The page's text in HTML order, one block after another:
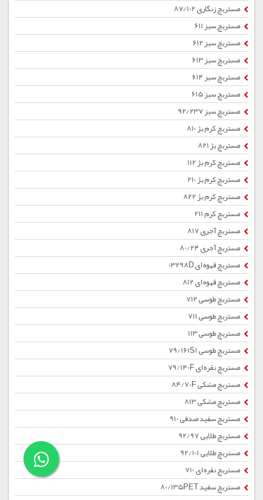
مستربچ زنگاری 87/102
مستربچ سبز 611
مستربچ سبز 612
مستربچ سبز 613
مستربچ سبز 614
مستربچ سبز 615
مستربچ سبز 92/237
مستربچ کرم بژ 810
مستربچ بژ 821
مستربچ کرم بژ 112
مستربچ کرم بژ 210
مستربچ کرم بژ 822
مستربچ کرم 211
مستربچ آجری 817
مستربچ آجری 80/24
مستربچ قهوه ای 03298D
مستربچ قهوه ای 812
مستربچ طوسی 712
مستربچ طوسی 711
مستربچ طوسی 113
مستربچ طوسی 79/161S1
مستربچ نقره ای 79/140F
مستربچ مشکی 84/70F
مستربچ مشکی 813
مستربچ سفید صدفی 910
مستربچ طلایی 92/97
مستربچ طلایی 92/101
مستربچ نقره ای 710
مستربچ سفید 80/135PET